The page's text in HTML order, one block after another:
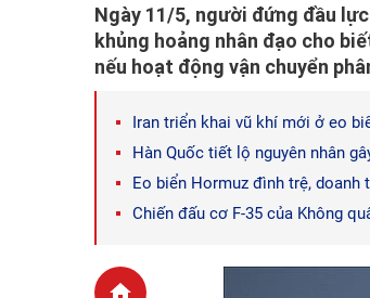
Ngày 11/5, người đứng đầu
khủng hoảng nhân đạo cho
nếu hoạt động vận chuyển
Iran triển khai vũ khí mới ở eo
Hàn Quốc tiết lộ nguyên nhân
Eo biển Hormuz đình trệ, doanh
Chiến đấu cơ F-35 của Không